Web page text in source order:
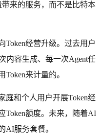
来的服务，而不是比特本
Token经营升级。过去用户
内容生成、每一次Agent任
来计量的。
庭和个人用户开展Token经
Token额度。未来，随着AI
AI服务套餐。